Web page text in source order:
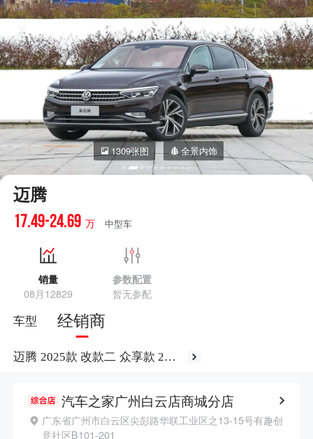
1309张图 全景内饰
迈腾
17.49-24.69 万 中型车
销量
08月12829
参数配置
暂无参配
车型 经销商
迈腾 2025款 改款二 众享款 280
汽车之家广州白云店商城分店
广东省广州市白云区尖彭路华联工业区之13-15号有趣创
意社区B101-201